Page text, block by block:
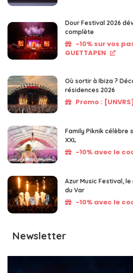
Dour Festival 2026
complète
-10% sur vos
GUETTAPEN
Où sortir à Ibiza ?
résidences 2026
Promo :
Family Piknik célèbre
XXL
-10% avec le
Azur Music Festival,
du Var
-10% avec le
Newsletter